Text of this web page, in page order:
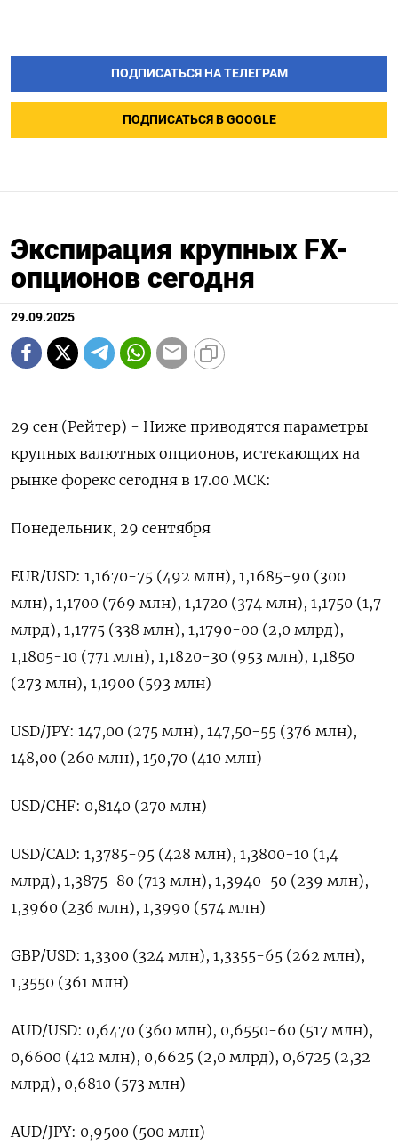
ПОДПИСАТЬСЯ НА ТЕЛЕГРАМ
ПОДПИСАТЬСЯ В GOOGLE
Экспирация крупных FX-
опционов сегодня
29.09.2025
29 сен (Рейтер) - Ниже приводятся параметры
крупных валютных опционов, истекающих на
рынке форекс сегодня в 17.00 МСК:
Понедельник, 29 сентября
EUR/USD: 1,1670-75 (492 млн), 1,1685-90 (300
млн), 1,1700 (769 млн), 1,1720 (374 млн), 1,1750 (1,7
млрд), 1,1775 (338 млн), 1,1790-00 (2,0 млрд),
1,1805-10 (771 млн), 1,1820-30 (953 млн), 1,1850
(273 млн), 1,1900 (593 млн)
USD/JPY: 147,00 (275 млн), 147,50-55 (376 млн),
148,00 (260 млн), 150,70 (410 млн)
USD/CHF: 0,8140 (270 млн)
USD/CAD: 1,3785-95 (428 млн), 1,3800-10 (1,4
млрд), 1,3875-80 (713 млн), 1,3940-50 (239 млн),
1,3960 (236 млн), 1,3990 (574 млн)
GBP/USD: 1,3300 (324 млн), 1,3355-65 (262 млн),
1,3550 (361 млн)
AUD/USD: 0,6470 (360 млн), 0,6550-60 (517 млн),
0,6600 (412 млн), 0,6625 (2,0 млрд), 0,6725 (2,32
млрд), 0,6810 (573 млн)
AUD/JPY: 0,9500 (500 млн)